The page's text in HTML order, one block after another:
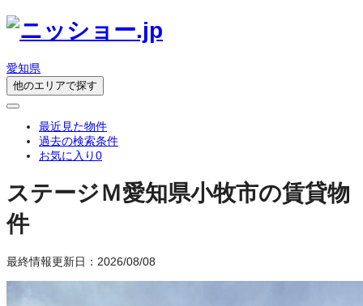
愛知県
他のエリアで探す
最近見た物件
過去の検索条件
お気に入り0
ステージＭ愛知県小牧市の賃貸物
件
最終情報更新日：2026/08/08